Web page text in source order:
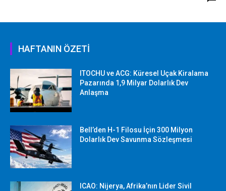
HAFTANIN ÖZETİ
ITOCHU ve ACG: Küresel Uçak Kiralama
Pazarında 1,9 Milyar Dolarlık Dev
Anlaşma
Bell’den H-1 Filosu İçin 300 Milyon
Dolarlık Dev Savunma Sözleşmesi
ICAO: Nijerya, Afrika’nın Lider Sivil